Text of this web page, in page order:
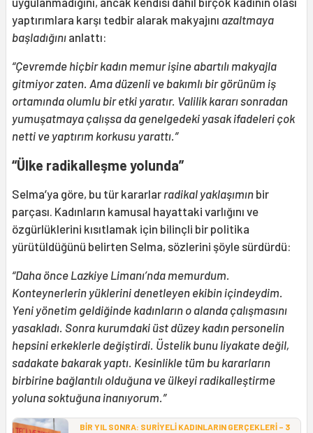
yaptırımlara karşı tedbir alarak makyajını azaltmaya
başladığını anlattı:
“Çevremde hiçbir kadın memur işine abartılı makyajla
gitmiyor zaten. Ama düzenli ve bakımlı bir görünüm iş
ortamında olumlu bir etki yaratır. Valilik kararı sonradan
yumuşatmaya çalışsa da genelgedeki yasak ifadeleri çok
netti ve yaptırım korkusu yarattı.”
“Ülke radikalleşme yolunda”
Selma’ya göre, bu tür kararlar radikal yaklaşımın bir
parçası. Kadınların kamusal hayattaki varlığını ve
özgürlüklerini kısıtlamak için bilinçli bir politika
yürütüldüğünü belirten Selma, sözlerini şöyle sürdürdü:
“Daha önce Lazkiye Limanı’nda memurdum.
Konteynerlerin yüklerini denetleyen ekibin içindeydim.
Yeni yönetim geldiğinde kadınların o alanda çalışmasını
yasakladı. Sonra kurumdaki üst düzey kadın personelin
hepsini erkeklerle değiştirdi. Üstelik bunu liyakate değil,
sadakate bakarak yaptı. Kesinlikle tüm bu kararların
birbirine bağlantılı olduğuna ve ülkeyi radikalleştirme
yoluna soktuğuna inanıyorum.”
BİR YIL SONRA: SURİYELİ KADINLARIN GERÇEKLERİ – 3